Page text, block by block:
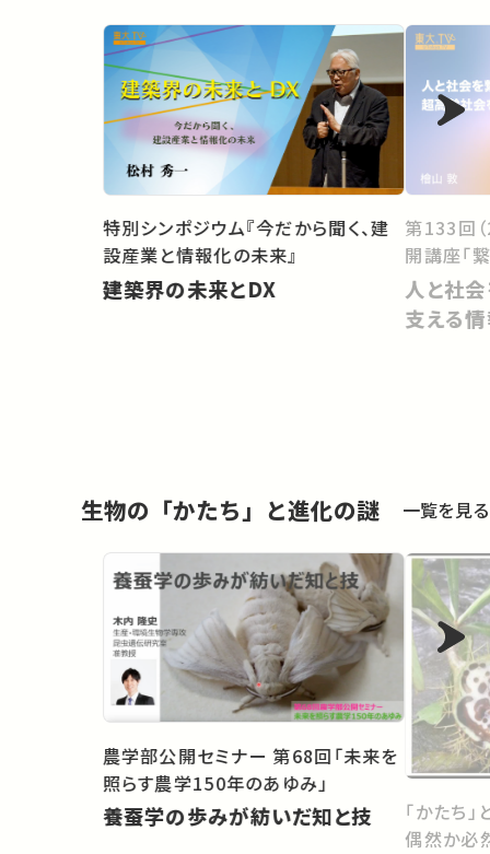
特別シンポジウム『今だから聞く、建
設産業と情報化の未来』
建築界の未来とDX
第133回
開講座「
人と社
支える
生物の「かたち」と進化の謎 一覧を見る
農学部公開セミナー 第68回「未来を
照らす農学150年のあゆみ」
養蚕学の歩みが紡いだ知と技
「かたち
偶然か必